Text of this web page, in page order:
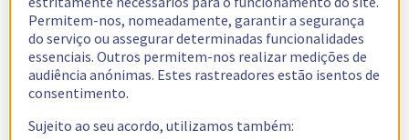
Permitem-nos, nomeadamente, garantir a segurança
do serviço ou assegurar determinadas funcionalidades
essenciais. Outros permitem-nos realizar medições de
audiência anónimas. Estes rastreadores estão isentos de
consentimento.
Sujeito ao seu acordo, utilizamos também: